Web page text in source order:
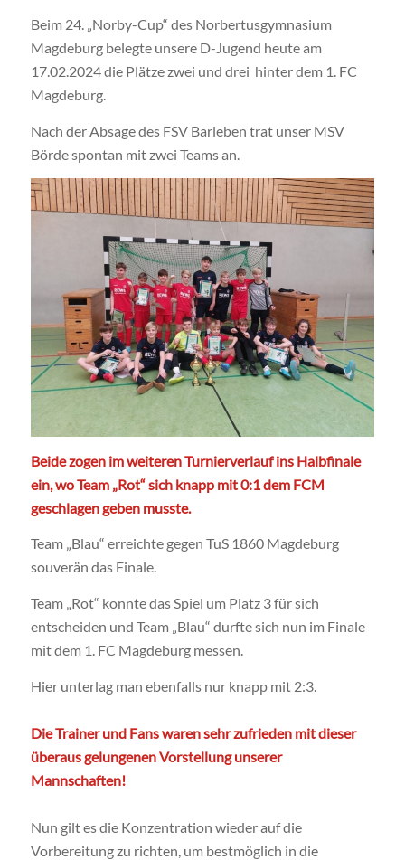
Beim 24. „Norby-Cup“ des Norbertusgymnasium
Magdeburg belegte unsere D-Jugend heute am
17.02.2024 die Plätze zwei und drei hinter dem 1. FC
Magdeburg.
Nach der Absage des FSV Barleben trat unser MSV
Börde spontan mit zwei Teams an.
Beide zogen im weiteren Turnierverlauf ins Halbfinale
ein, wo Team „Rot“ sich knapp mit 0:1 dem FCM
geschlagen geben musste.
Team „Blau“ erreichte gegen TuS 1860 Magdeburg
souverän das Finale.
Team „Rot“ konnte das Spiel um Platz 3 für sich
entscheiden und Team „Blau“ durfte sich nun im Finale
mit dem 1. FC Magdeburg messen.
Hier unterlag man ebenfalls nur knapp mit 2:3.
Die Trainer und Fans waren sehr zufrieden mit dieser
überaus gelungenen Vorstellung unserer
Mannschaften!
Nun gilt es die Konzentration wieder auf die
Vorbereitung zu richten, um bestmöglich in die